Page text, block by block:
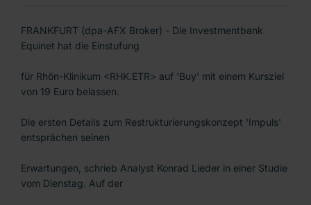
FRANKFURT (dpa-AFX Broker) - Die Investmentbank
Equinet hat die Einstufung
für Rhön-Klinikum <RHK.ETR> auf 'Buy' mit einem Kursziel
von 19 Euro belassen.
Die ersten Details zum Restrukturierungskonzept 'Impuls'
entsprächen seinen
Erwartungen, schrieb Analyst Konrad Lieder in einer Studie
vom Dienstag. Auf der